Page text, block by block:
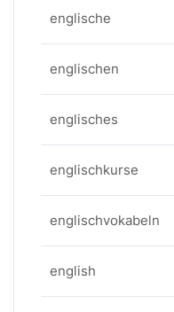
englische
englischen
englisches
englischkurse
englischvokabeln
english